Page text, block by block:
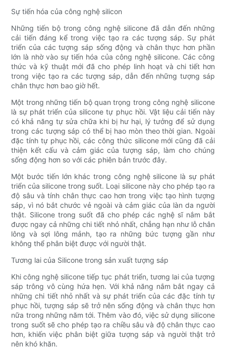
Sự tiến hóa của công nghệ silicon
Những tiến bộ trong công nghệ silicone đã dẫn đến những
cải tiến đáng kể trong việc tạo ra các tượng sáp. Sự phát
triển của các tượng sáp sống động và chân thực hơn phần
lớn là nhờ vào sự tiến hóa của công nghệ silicone. Các công
thức và kỹ thuật mới đã cho phép linh hoạt và chi tiết hơn
trong việc tạo ra các tượng sáp, dẫn đến những tượng sáp
chân thực hơn bao giờ hết.
Một trong những tiến bộ quan trọng trong công nghệ silicone
là sự phát triển của silicone tự phục hồi. Vật liệu cải tiến này
có khả năng tự sửa chữa khi bị hư hại, lý tưởng để sử dụng
trong các tượng sáp có thể bị hao mòn theo thời gian. Ngoài
đặc tính tự phục hồi, các công thức silicone mới cũng đã cải
thiện kết cấu và cảm giác của tượng sáp, làm cho chúng
sống động hơn so với các phiên bản trước đây.
Một bước tiến lớn khác trong công nghệ silicone là sự phát
triển của silicone trong suốt. Loại silicone này cho phép tạo ra
độ sâu và tính chân thực cao hơn trong việc tạo hình tượng
sáp, vì nó bắt chước vẻ ngoài và cảm giác của làn da người
thật. Silicone trong suốt đã cho phép các nghệ sĩ nắm bắt
được ngay cả những chi tiết nhỏ nhất, chẳng hạn như lỗ chân
lông và sợi lông mảnh, tạo ra những bức tượng gần như
không thể phân biệt được với người thật.
Tương lai của Silicone trong sản xuất tượng sáp
Khi công nghệ silicone tiếp tục phát triển, tương lai của tượng
sáp trông vô cùng hứa hẹn. Với khả năng nắm bắt ngay cả
những chi tiết nhỏ nhất và sự phát triển của các đặc tính tự
phục hồi, tượng sáp sẽ trở nên sống động và chân thực hơn
nữa trong những năm tới. Thêm vào đó, việc sử dụng silicone
trong suốt sẽ cho phép tạo ra chiều sâu và độ chân thực cao
hơn, khiến việc phân biệt giữa tượng sáp và người thật trở
nên khó khăn.